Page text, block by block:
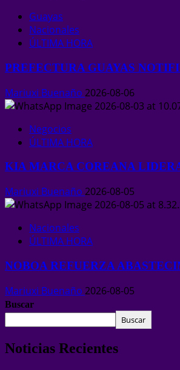
Guayas
Nacionales
ÚLTIMA HORA
PREFECTURA GUAYAS
Mariuxi Buenaño 2026-08-06
Negocios
ÚLTIMA HORA
KIA MARCA COREANA
Mariuxi Buenaño 2026-08-05
Nacionales
ÚLTIMA HORA
NOBOA REFUERZA
Mariuxi Buenaño 2026-08-05
Buscar
Buscar
Noticias Recientes